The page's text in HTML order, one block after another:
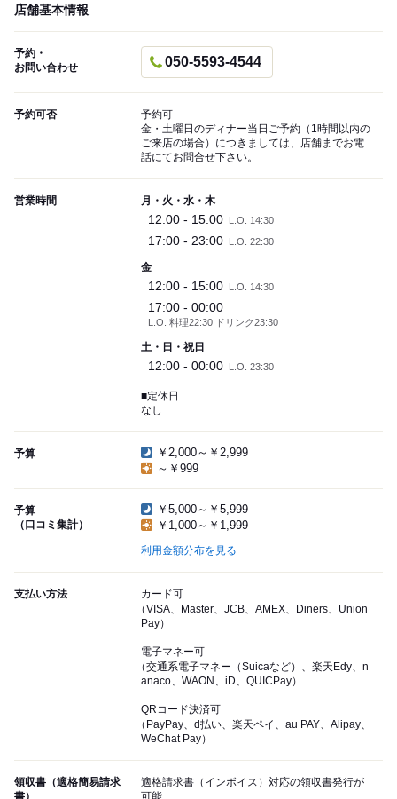
店舗基本情報
予約・
お問い合わせ
050-5593-4544
予約可否
予約可
金・土曜日のディナー当日ご予約（1時間以内の
ご来店の場合）につきましては、店舗までお電
話にてお問合せ下さい。
営業時間 月・火・水・木
12:00 - 15:00 L.O. 14:30
17:00 - 23:00 L.O. 22:30
金
12:00 - 15:00 L.O. 14:30
17:00 - 00:00
L.O. 料理22:30 ドリンク23:30
土・日・祝日
12:00 - 00:00 L.O. 23:30
■定休日
なし
予算
￥2,000～￥2,999
～￥999
予算
（口コミ集計）
￥5,000～￥5,999
￥1,000～￥1,999
利用金額分布を見る
支払い方法
カード可
（VISA、Master、JCB、AMEX、Diners、Union
Pay）
電子マネー可
（交通系電子マネー（Suicaなど）、楽天Edy、n
anaco、WAON、iD、QUICPay）
QRコード決済可
（PayPay、d払い、楽天ペイ、au PAY、Alipay、
WeChat Pay）
領収書（適格簡易請求
書）
適格請求書（インボイス）対応の領収書発行が
可能